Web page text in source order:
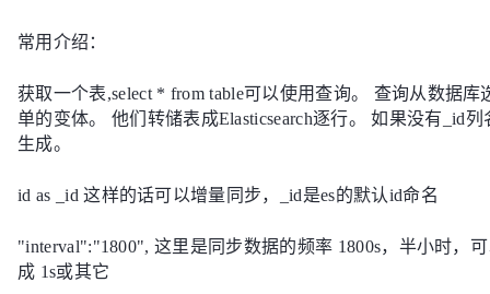
常用介绍：
获取一个表,select * from table可以使用查询。 查询从数据库
单的变体。 他们转储表成Elasticsearch逐行。 如果没有_id
生成。
id as _id 这样的话可以增量同步，_id是es的默认id命名
"interval":"1800", 这里是同步数据的频率 1800s，半小时，
成 1s或其它